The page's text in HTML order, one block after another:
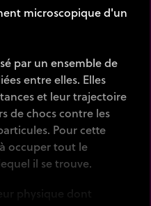
microscopique d'un
par un ensemble de
entre elles. Elles
et leur trajectoire
de chocs contre les
Pour cette
occuper tout le
il se trouve.
physique dont